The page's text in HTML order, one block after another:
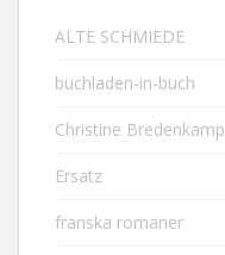
ALTE SCHMIEDE
buchladen-in-buch
Christine Bredenkamp
Ersatz
franska romaner